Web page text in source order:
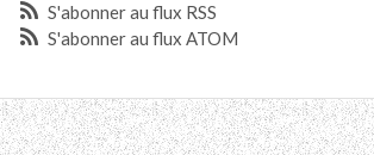
S'abonner au flux RSS
S'abonner au flux ATOM